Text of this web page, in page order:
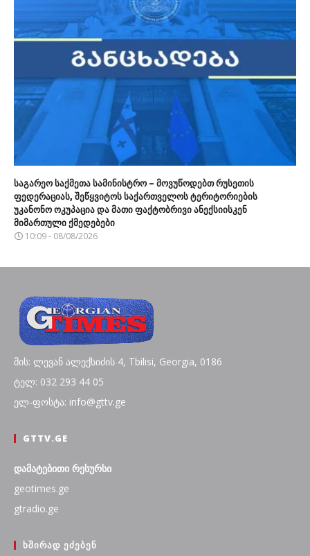
საგარეო საქმეთა სამინისტრო – მოვუწოდებთ რუსეთის
ფედერაციას, შეწყვიტოს საქართველოს ტერიტორიების
უკანონო ოკუპაცია და მათი ფაქტობრივი ანექსიისკენ
მიმართული ქმედებები
10:09 - 08/08/2026
მის: ლევან ალექსიძის 4, Tbilisi, Georgia, 0186
ტელ: 032 293 44 05
ელ-ფოსტა: info@gttv.ge
GTTV.GE
დამატებითი რესურსი
geotimes.ge
gtradio.ge
ᲮᲨᲘᲠᲐᲓ ᲔᲫᲔᲑᲔᲜ